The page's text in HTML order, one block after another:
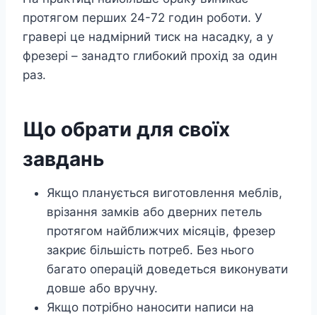
протягом перших 24-72 годин роботи. У
гравері це надмірний тиск на насадку, а у
фрезері – занадто глибокий прохід за один
раз.
Що обрати для своїх
завдань
Якщо планується виготовлення меблів,
врізання замків або дверних петель
протягом найближчих місяців, фрезер
закриє більшість потреб. Без нього
багато операцій доведеться виконувати
довше або вручну.
Якщо потрібно наносити написи на